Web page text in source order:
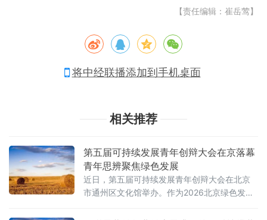
【责任编辑：崔岳莺】
将中经联播添加到手机桌面
相关推荐
第五届可持续发展青年创辩大会在京落幕
青年思辨聚焦绿色发展
近日，第五届可持续发展青年创辩大会在北京
市通州区文化馆举办。作为2026北京绿色发展